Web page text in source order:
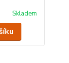
Skladem